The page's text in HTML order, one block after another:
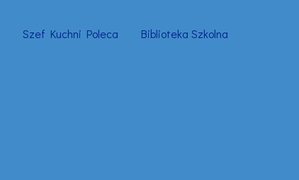
Szef Kuchni Poleca
Biblioteka Szkolna